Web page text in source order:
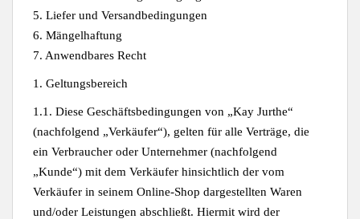
5. Liefer und Versandbedingungen
6. Mängelhaftung
7. Anwendbares Recht
1. Geltungsbereich
1.1. Diese Geschäftsbedingungen von „Kay Jurthe“
(nachfolgend „Verkäufer“), gelten für alle Verträge, die
ein Verbraucher oder Unternehmer (nachfolgend
„Kunde“) mit dem Verkäufer hinsichtlich der vom
Verkäufer in seinem Online-Shop dargestellten Waren
und/oder Leistungen abschließt. Hiermit wird der